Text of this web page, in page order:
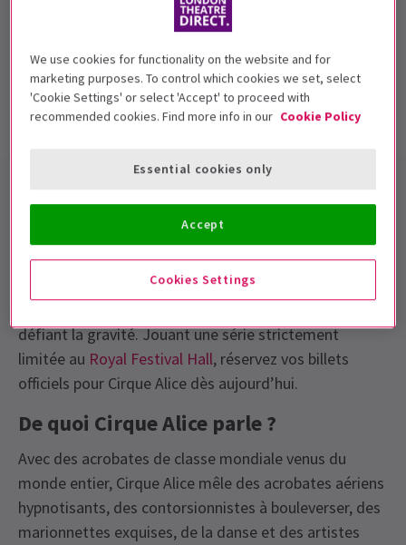
Royal Festival Hall, Southbank Centre
Sans entracte
Cirque Alice billets pour Londres
Entrez dans un pays des merveilles magique ce Noël,
alors queCirque Alicetransforme le classique de
Lewis Carroll en un spectacle éblouissant de
défiant la gravité. Jouant une série strictement
limitée au Royal Festival Hall, réservez vos billets
officiels pour Cirque Alice dès aujourd’hui.
De quoi Cirque Alice parle ?
Avec des acrobates de classe mondiale venus du
monde entier, Cirque Alice mêle des acrobates aériens
hypnotisants, des contorsionnistes à bouleverser, des
marionnettes exquises, de la danse et des artistes
We use cookies for functionality on the website and for
marketing purposes. To control which cookies we set, select
'Cookie Settings' or select 'Accept' to proceed with
recommended cookies. Find more info in our Cookie Policy
Cookies Settings
Essential cookies only
Accept